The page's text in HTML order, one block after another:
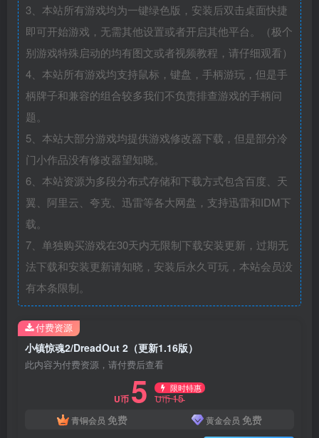
3、本站所有游戏均为一键绿色版，安装后双击桌面快捷
即可开始游戏，无需其他设置或者开启其他平台。（极个
别游戏特殊启动的均有图文或者视频教程，请仔细观看）
4、本站所有游戏均支持鼠标，键盘，手柄游玩，但是手
柄牌子和兼容的组合较多我们不负责排查游戏的手柄问
题。
5、本站大部分游戏均提供游戏修改器下载，但是部分冷
门小作品没有修改器望知晓。
6、本站资源为多段分布式存储和下载方式包含百度、天
翼、阿里云、夸克、迅雷等各大网盘，支持迅雷和IDM下
载。
7、单独购买游戏在30天内无限制下载安装更新，过期无
法下载和安装更新请知晓，安装后永久可玩，本站会员没
有本条限制。
小镇惊魂2/DreadOut 2（更新1.16版）
此内容为付费资源，请付费后查看
U币 5 限时特惠
U币15
青铜会员 免费 黄金会员 免费
付费资源